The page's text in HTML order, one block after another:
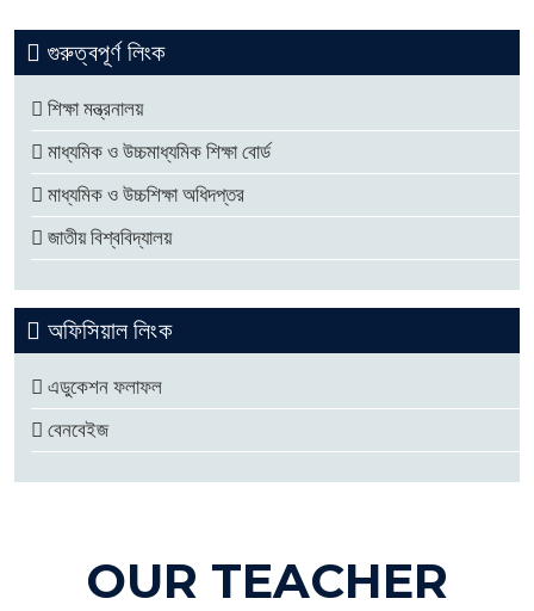
গুরুত্বপূর্ণ লিংক
শিক্ষা মন্ত্রনালয়
মাধ্যমিক ও উচ্চমাধ্যমিক শিক্ষা বোর্ড
মাধ্যমিক ও উচ্চশিক্ষা অধিদপ্তর
জাতীয় বিশ্ববিদ্যালয়
অফিসিয়াল লিংক
এডুকেশন ফলাফল
বেনবেইজ
OUR TEACHER